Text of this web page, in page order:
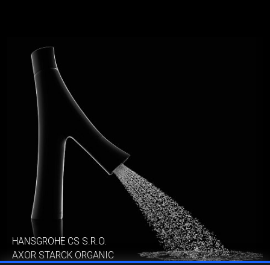
HANSGROHE CS S.R.O.
AXOR STARCK ORGANIC